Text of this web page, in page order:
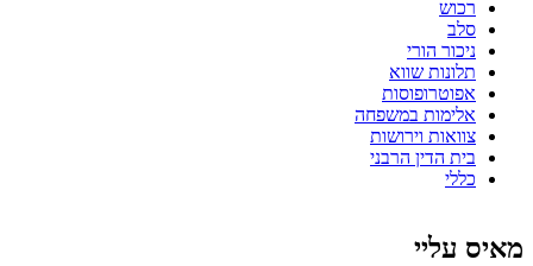
רכוש
סלב
ניכור הורי
תלונות שווא
אפוטרופוסות
אלימות במשפחה
צוואות וירושות
בית הדין הרבני
כללי
מאיס עליי